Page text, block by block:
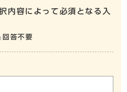
内容によって必須となる入
回答不要